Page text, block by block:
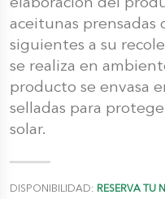
aceitunas prensadas
siguientes a su
se realiza en
producto se envasa
selladas para
solar.
DISPONIBILIDAD: RESERVA TU